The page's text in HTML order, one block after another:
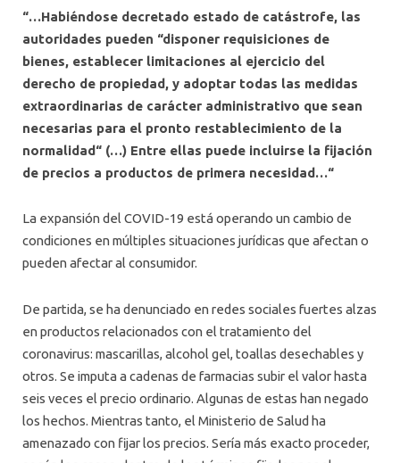
“…Habiéndose decretado estado de catástrofe, las
autoridades pueden “disponer requisiciones de
bienes, establecer limitaciones al ejercicio del
derecho de propiedad, y adoptar todas las medidas
extraordinarias de carácter administrativo que sean
necesarias para el pronto restablecimiento de la
normalidad“ (…) Entre ellas puede incluirse la fijación
de precios a productos de primera necesidad…“
La expansión del COVID-19 está operando un cambio de
condiciones en múltiples situaciones jurídicas que afectan o
pueden afectar al consumidor.
De partida, se ha denunciado en redes sociales fuertes alzas
en productos relacionados con el tratamiento del
coronavirus: mascarillas, alcohol gel, toallas desechables y
otros. Se imputa a cadenas de farmacias subir el valor hasta
seis veces el precio ordinario. Algunas de estas han negado
los hechos. Mientras tanto, el Ministerio de Salud ha
amenazado con fijar los precios. Sería más exacto proceder,